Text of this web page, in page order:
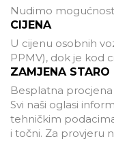
Nudimo
CIJENA
U cijenu osobnih
PPMV), dok je kod
ZAMJENA
Besplatna procjena
Svi naši oglasi
tehničkim
i točni. Za provjeru